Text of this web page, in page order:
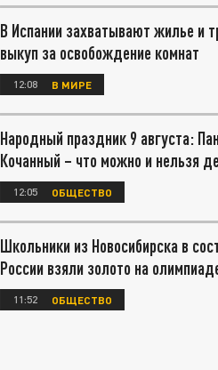
В Испании захватывают жилье и
выкуп за освобождение комнат
12:08 В МИРЕ
Народный праздник 9 августа:
Кочанный – что можно и нельзя
12:05 ОБЩЕСТВО
Школьники из Новосибирска в
России взяли золото на
11:52 ОБЩЕСТВО